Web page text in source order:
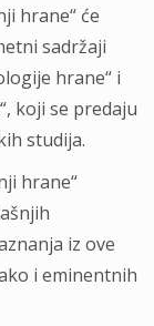
hrane“ će
sadržaji
hrane“ i
koji se predaju
studija.
hrane“
iz ove
i eminentnih